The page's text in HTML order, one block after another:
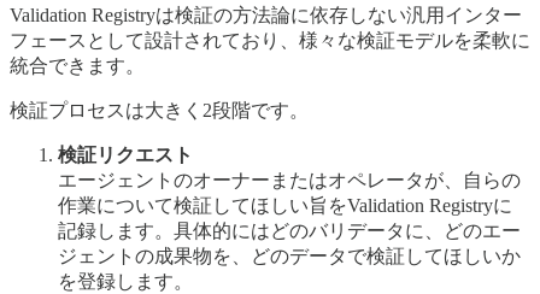
Validation Registryは検証の方法論に依存しない汎用インター
フェースとして設計されており、様々な検証モデルを柔軟に
統合できます。
検証プロセスは大きく2段階です。
検証リクエスト
エージェントのオーナーまたはオペレータが、自らの
作業について検証してほしい旨をValidation Registryに
記録します。具体的にはどのバリデータに、どのエー
ジェントの成果物を、どのデータで検証してほしいか
を登録します。